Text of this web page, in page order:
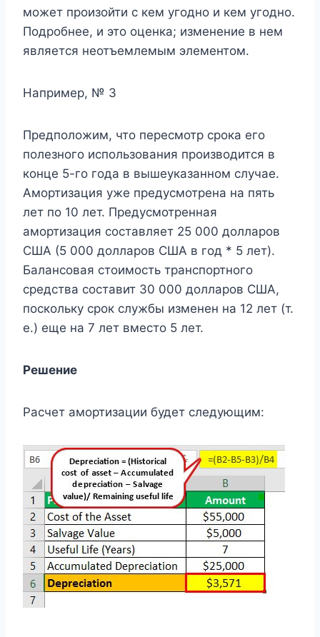
может произойти с кем угодно и кем угодно.
Подробнее, и это оценка; изменение в нем
является неотъемлемым элементом.
Например, № 3
Предположим, что пересмотр срока его
полезного использования производится в
конце 5-го года в вышеуказанном случае.
Амортизация уже предусмотрена на пять
лет по 10 лет. Предусмотренная
амортизация составляет 25 000 долларов
США (5 000 долларов США в год * 5 лет).
Балансовая стоимость транспортного
средства составит 30 000 долларов США,
поскольку срок службы изменен на 12 лет (т.
е.) еще на 7 лет вместо 5 лет.
Решение
Расчет амортизации будет следующим: